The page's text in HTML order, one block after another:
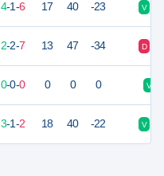
4-1-6 17 40 -23 V
2-2-7 13 47 -34 D
0-0-0 0 0 0 V
3-1-2 18 40 -22 V